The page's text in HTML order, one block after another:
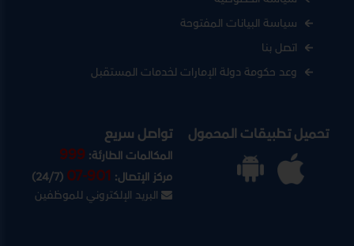
سياسة البيانات المفتوحة
اتصل بنا
وعد حكومة دولة الإمارات لخدمات المستقبل
تحميل تطبيقات المحمول تواصل سريع
المكالمات الطارئة:999
مركز الإتصال:07-901
(24/7)
البريد الإلكتروني للموظفين